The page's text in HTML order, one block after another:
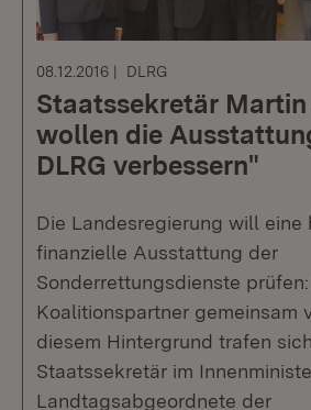
08.12.2016 DLRG
Staatssekretär Martin
wollen die
DLRG verbessern"
Die Landesregierung will eine
finanzielle Ausstattung der
Sonderrettungsdienste
Koalitionspartner gemeinsam
diesem Hintergrund trafen
Staatssekretär im
Landtagsabgeordnete der